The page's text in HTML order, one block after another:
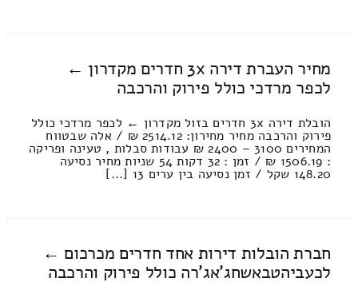
מחיר העברת דירה 3x חדרים מקדרון ←
לכפר מרדכי כולל פירוק והרכבה
הובלת דירה 3x חדרים בזול מקדרון ← לכפר מרדכי כולל
פירוק והרכבה מחיר מחירון: 2514.12 ₪ / אלה שבטווח
המחירים 3100 – 2400 ₪ עבודות סבלות , טעינה ופריקה
: 1506.19 ₪ / זמן : 32 דקות 54 שניות מחיר נסיעה
148.20 שקל / זמן נסיעה בין ערים 13 [...]
חברת הובלות דירות אחד חדרים מכרכום ←
לכעביהטבאשחג'אג'רה כולל פירוק והרכבה